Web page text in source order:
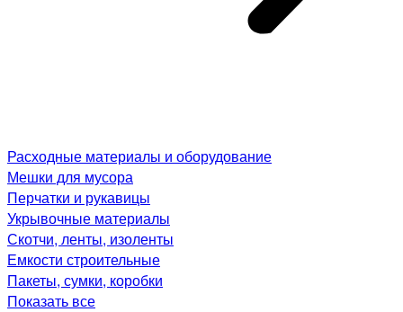
Расходные материалы и оборудование
Мешки для мусора
Перчатки и рукавицы
Укрывочные материалы
Скотчи, ленты, изоленты
Емкости строительные
Пакеты, сумки, коробки
Показать все